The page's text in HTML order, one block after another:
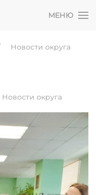
МЕНЮ
Новости округа
Новости округа